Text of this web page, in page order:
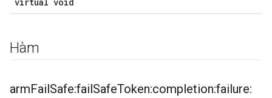
Hàm
armFailSafe:failSafeToken:completion:failure: